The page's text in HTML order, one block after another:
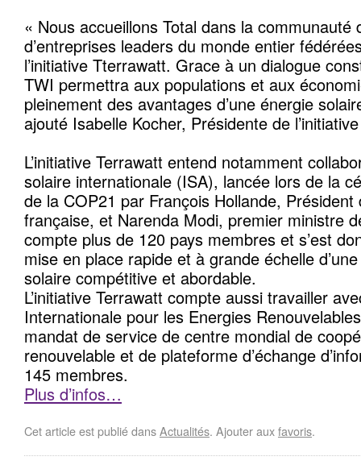
« Nous accueillons Total dans la communauté
d’entreprises leaders du monde entier
l’initiative Tterrawatt. Grace à un dialogue
TWI permettra aux populations et aux
pleinement des avantages d’une énergie
ajouté Isabelle Kocher, Présidente de
L’initiative Terrawatt entend notamment
solaire internationale (ISA), lancée lors de la
de la COP21 par François Hollande, Président
française, et Narenda Modi, premier ministre
compte plus de 120 pays membres et s’est
mise en place rapide et à grande échelle
solaire compétitive et abordable.
L’initiative Terrawatt compte aussi travailler
Internationale pour les Energies
mandat de service de centre mondial de
renouvelable et de plateforme d’échange
145 membres.
Plus d’infos…
Cet article est publié dansActualités. Ajouter auxfavoris.